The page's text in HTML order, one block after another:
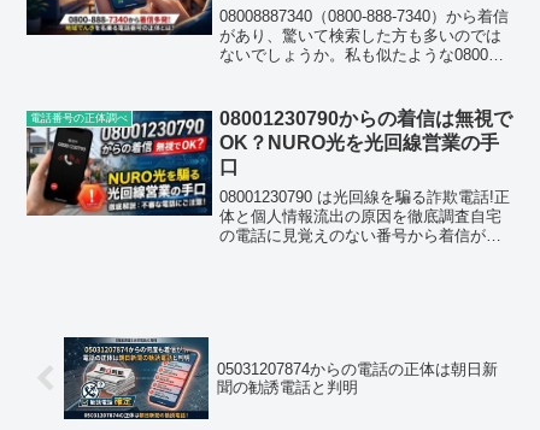
08008887340（0800-888-7340）から着信
があり、驚いて検索した方も多いのでは
ないでしょうか。私も似たような0800番
論から言うと、080088873...
電話番号の正体調べ
08001230790からの着信は無視で
OK？NURO光を光回線営業の手
口
08001230790 は光回線を騙る詐欺電話!正
体と個人情報流出の原因を徹底調査自宅
の電話に見覚えのない番号から着信があ
05031207874からの電話の正体は朝日新
聞の勧誘電話と判明